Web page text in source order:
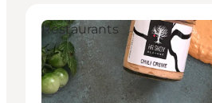
Restaurants